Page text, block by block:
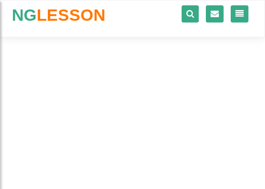
NGLESSON